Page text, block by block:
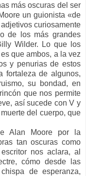
más oscuras del ser
un guionista «de
curiosamente
de los más grandes
Wilder. Lo que los
que ambos, a la vez
y penurias de estos
fortaleza de algunos,
su bondad, en
que nos permite
así sucede con V y
del cuerpo, que
Alan Moore por la
tan oscuras como
nos aclara, al
cómo desde las
de esperanza,